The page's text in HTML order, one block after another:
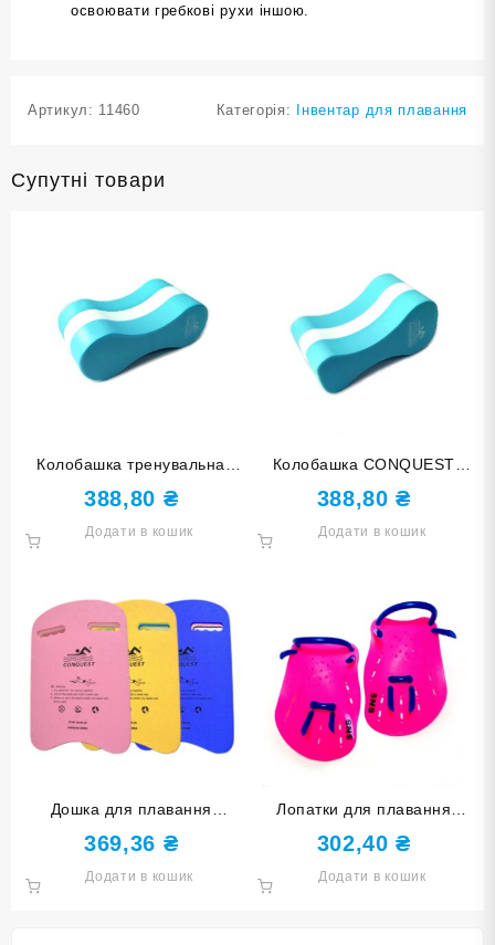
освоювати гребкові рухи іншою.
Артикул: 11460 Категорія: Інвентар для плавання
Супутні товари
Колобашка тренувальна
CONQUEST тришарова
синьо-біло-синя Y17-СБС
388,80 ₴
Додати в кошик
Колобашка CONQUEST
синьо-біла-синя Y26-СБС
388,80₴
Додати в кошик
Дошка для плавання
CONQUEST BL3U
369,36 ₴
Додати в кошик
Лопатки для плавання
розмір L рожеві S-HS-L-МА
302,40₴
Додати в кошик